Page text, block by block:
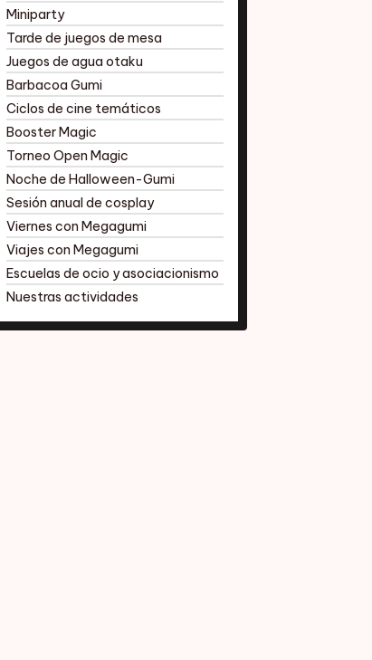
Miniparty
Tarde de juegos de mesa
Juegos de agua otaku
Barbacoa Gumi
Ciclos de cine temáticos
Booster Magic
Torneo Open Magic
Noche de Halloween-Gumi
Sesión anual de cosplay
Viernes con Megagumi
Viajes con Megagumi
Escuelas de ocio y asociacionismo
Nuestras actividades